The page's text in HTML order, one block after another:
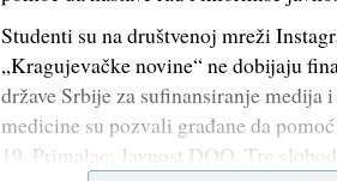
Studenti su na društvenoj mreži
„Kragujevačke novine“ ne dobijaju
države Srbije za sufinansiranje
medicine su pozvali građane da
19. Primalac: Javnost DOO, Trg